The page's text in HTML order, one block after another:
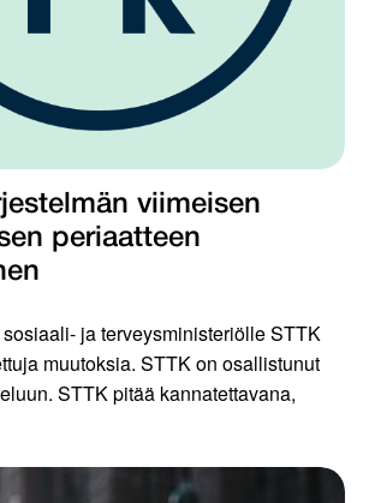
viimeisen
periaatteen
ja terveysministeriölle STTK
muutoksia. STTK on osallistunut
STTK pitää kannatettavana,